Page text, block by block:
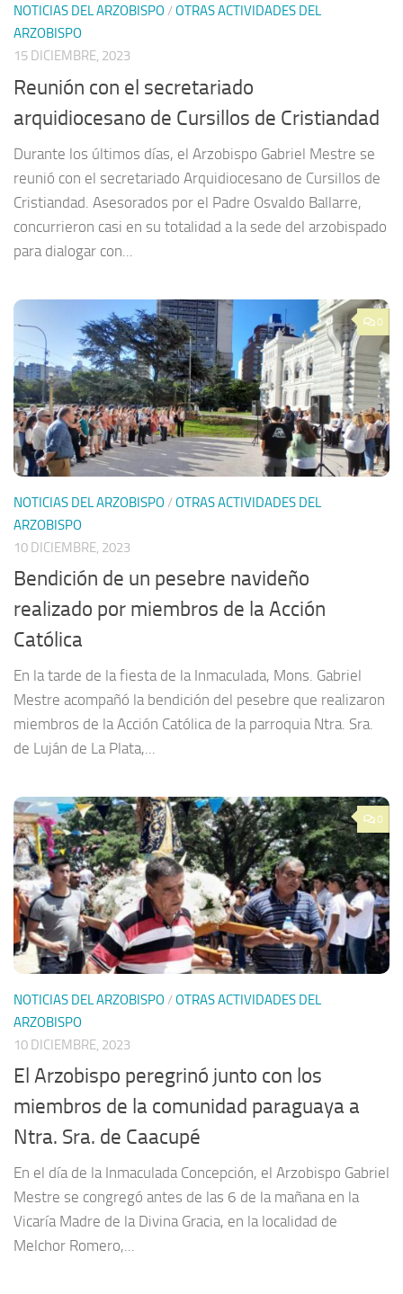
NOTICIAS DEL ARZOBISPO /OTRAS ACTIVIDADES DEL
ARZOBISPO
15 DICIEMBRE, 2023
Reunión con el secretariado
arquidiocesano de Cursillos de Cristiandad
Durante los últimos días, el Arzobispo Gabriel Mestre se
reunió con el secretariado Arquidiocesano de Cursillos de
Cristiandad. Asesorados por el Padre Osvaldo Ballarre,
concurrieron casi en su totalidad a la sede del arzobispado
para dialogar con...
0
NOTICIAS DEL ARZOBISPO /OTRAS ACTIVIDADES DEL
ARZOBISPO
10 DICIEMBRE, 2023
Bendición de un pesebre navideño
realizado por miembros de la Acción
Católica
En la tarde de la fiesta de la Inmaculada, Mons. Gabriel
Mestre acompañó la bendición del pesebre que realizaron
miembros de la Acción Católica de la parroquia Ntra. Sra.
de Luján de La Plata,...
0
NOTICIAS DEL ARZOBISPO /OTRAS ACTIVIDADES DEL
ARZOBISPO
10 DICIEMBRE, 2023
El Arzobispo peregrinó junto con los
miembros de la comunidad paraguaya a
Ntra. Sra. de Caacupé
En el día de la Inmaculada Concepción, el Arzobispo Gabriel
Mestre se congregó antes de las 6 de la mañana en la
Vicaría Madre de la Divina Gracia, en la localidad de
Melchor Romero,...